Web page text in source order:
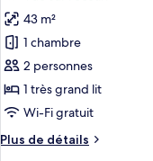
front
de
mer
(Couples)
photos
pour
ce
type
de
chambre :
1
43 m²
1 chambre
2 personnes
1 très grand lit
Wi-Fi gratuit
Plus de détails
Plus